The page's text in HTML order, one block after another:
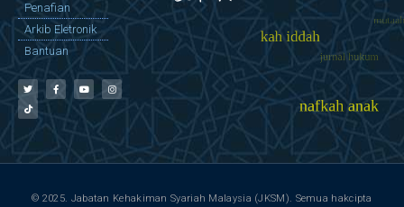
Penafian
Arkib Eletronik
Bantuan
© 2025. Jabatan Kehakiman Syariah Malaysia (JKSM). Semua hakcipta